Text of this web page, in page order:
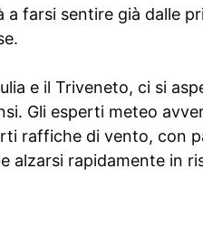
farsi sentire già dalle
e il Triveneto, ci si
Gli esperti meteo
raffiche di vento, con
alzarsi rapidamente in